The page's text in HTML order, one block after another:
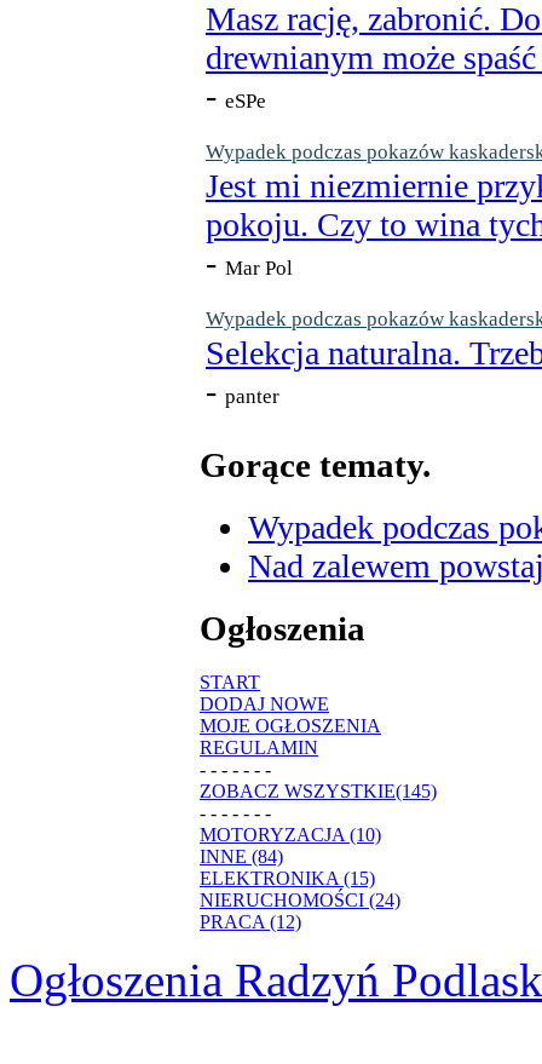
Masz rację, zabronić.
drewnianym może
- eSPe
Wypadek podczas pokazów
Jest mi niezmiernie
pokoju. Czy to wina
- Mar Pol
Wypadek podczas pokazów
Selekcja naturalna.
- panter
Gorące tematy.
Wypadek podczas
Nad zalewem
Ogłoszenia
START
DODAJ NOWE
MOJE OGŁOSZENIA
REGULAMIN
- - - - - - -
ZOBACZ WSZYSTKIE(145)
- - - - - - -
MOTORYZACJA (10)
INNE (84)
ELEKTRONIKA (15)
NIERUCHOMOŚCI (24)
PRACA (12)
Ogłoszenia Radzyń